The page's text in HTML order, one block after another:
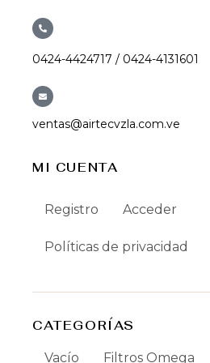
0424-4424717 / 0424-4131601
ventas@airtecvzla.com.ve
MI CUENTA
Registro Acceder
Políticas de privacidad
CATEGORÍAS
Vacío Filtros Omega